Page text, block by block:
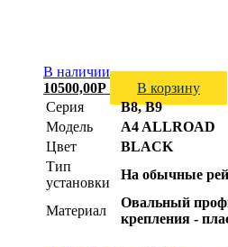
В наличии
10500,00Р
В корзину
Серия
B8, B9
Модель
A4 ALLROAD
Цвет
BLACK
Тип
установки
На обычные
Материал
Овальный
крепления -